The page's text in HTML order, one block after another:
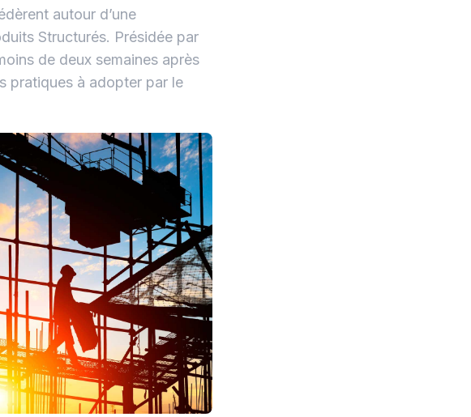
autour d’une
Structurés. Présidée par
de deux semaines après
pratiques à adopter par le